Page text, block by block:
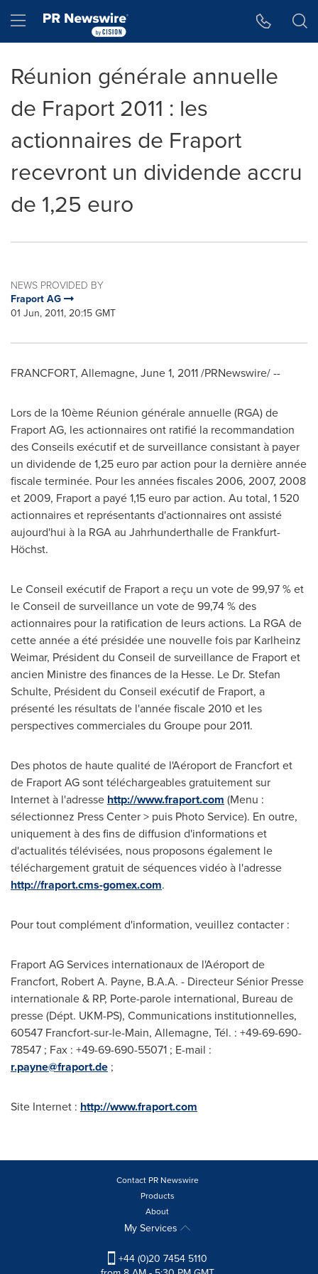
Hamburger menu
Réunion générale annuelle
de Fraport 2011 : les
actionnaires de Fraport
recevront un dividende accru
de 1,25 euro
NEWS PROVIDED BY
Fraport AG
01 Jun, 2011, 20:15 GMT
FRANCFORT, Allemagne, June 1, 2011/PRNewswire/ --
Lors de la10ème Réunion générale annuelle (RGA) de
Fraport AG, les actionnaires ont ratifié la recommandation
des Conseils exécutif et de surveillance consistant à payer
un dividende de 1,25 euro par action pour la dernière année
fiscale terminée. Pour les années fiscales 2006, 2007, 2008
et2009, Fraport a payé 1,15 euro par action. Au total, 1 520
actionnaires et représentants d'actionnaires ont assisté
aujourd'hui à la RGA au Jahrhunderthalle de Frankfurt-
Höchst.
Le Conseil exécutif de Fraport a reçu un vote de 99,97 % et
leConseil desurveillance un vote de 99,74 % des
actionnaires pour la ratification de leurs actions. La RGA de
cette année a été présidée une nouvelle fois par Karlheinz
Weimar, Président du Conseil desurveillance de Fraport et
ancien Ministre des finances de la Hesse. Le Dr. Stefan
Schulte, Président du Conseil exécutif de Fraport, a
présenté les résultats de l'année fiscale2010 et les
perspectives commerciales du Groupe pour 2011.
Des photos de haute qualité de l'Aéroport de Francfort et
de Fraport AG sont téléchargeables gratuitement sur
Internet à l'adresse http://www.fraport.com (Menu :
sélectionnez Press Center > puis Photo Service). En outre,
uniquement à des fins de diffusion d'informations et
d'actualités télévisées, nous proposons également le
téléchargement gratuit de séquences vidéo à l'adresse
http://fraport.cms-gomex.com.
Pour tout complément d'information, veuillez contacter :
Fraport AG Services internationaux de l'Aéroport de
Francfort, Robert A. Payne, B.A.A. - Directeur Sénior Presse
internationale & RP, Porte-parole international, Bureau de
presse (Dépt. UKM-PS), Communications institutionnelles,
60547 Francfort-sur-le-Main, Allemagne, Tél. : +49-69-690-
78547 ; Fax : +49-69-690-55071 ; E-mail :
r.payne@fraport.de ;
Site Internet : http://www.fraport.com
Contact PR Newswire
Products
About
My Services
+44 (0)20 7454 5110